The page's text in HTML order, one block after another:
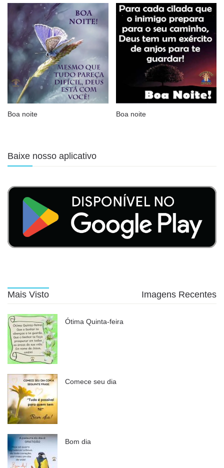
Boa noite Boa noite
Baixe nosso aplicativo
Mais Visto Imagens Recentes
Ótima Quinta-feira
Comece seu dia
Bom dia